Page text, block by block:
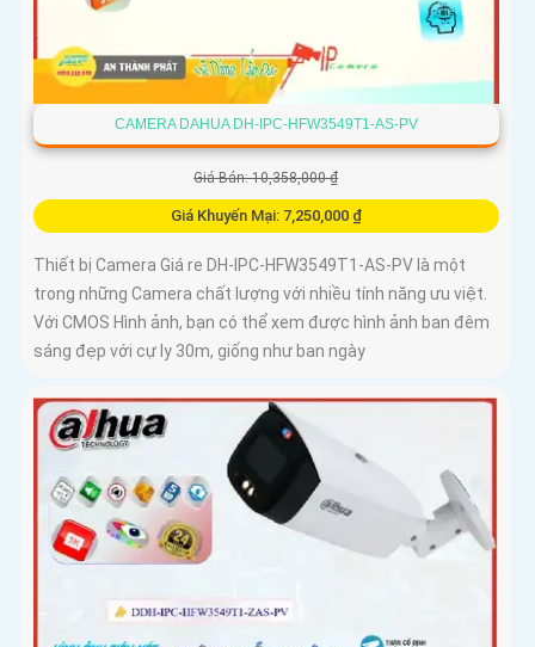
CAMERA DAHUA DH-IPC-HFW3549T1-AS-PV
Giá Bán: 10,358,000 ₫
Giá Khuyến Mại: 7,250,000 ₫
Thiết bị Camera Giá re DH-IPC-HFW3549T1-AS-PV là một
trong những Camera chất lượng với nhiều tính năng ưu việt.
Với CMOS Hình ảnh, bạn có thể xem được hình ảnh ban đêm
sáng đẹp với cự ly 30m, giống như ban ngày